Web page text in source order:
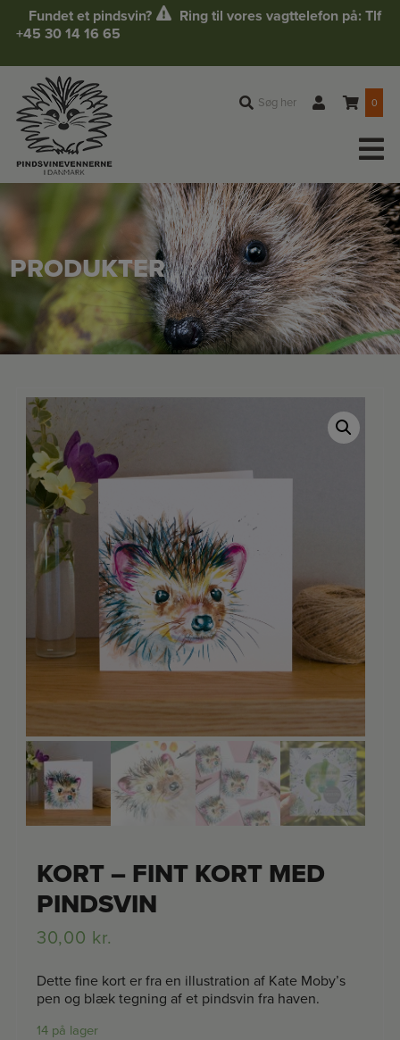
indholdet
Fundet et pindsvin?
Ring til vores vagttelefon på: Tlf
+45 30 14 16 65
Søg her 0
PRODUKTER
KORT – FINT KORT MED
PINDSVIN
30,00 kr.
Dette fine kort er fra en illustration af Kate Moby’s
pen og blæk tegning af et pindsvin fra haven.
14 på lager